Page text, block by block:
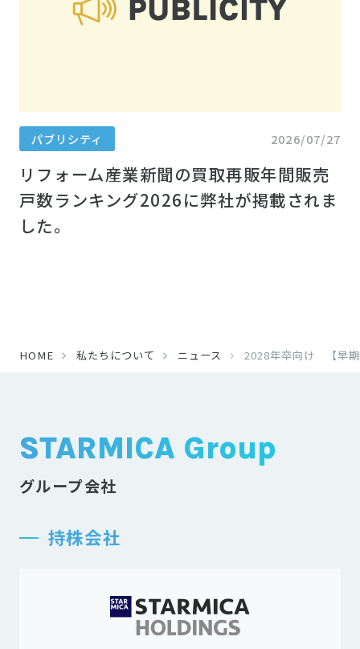
パブリシティ 2026/07/27
リフォーム産業新聞の買取再販年間販売
戸数ランキング2026に弊社が掲載されま
した。
HOME 私たちについて ニュース 2028年卒向け 【早期
STARMICA Group
グループ会社
持株会社